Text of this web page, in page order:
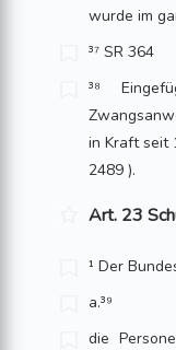
wurde im
³⁷ SR 364
³⁸
in Kraft seit
2489 ).
Art. 23
¹ Der
a.³⁹
die